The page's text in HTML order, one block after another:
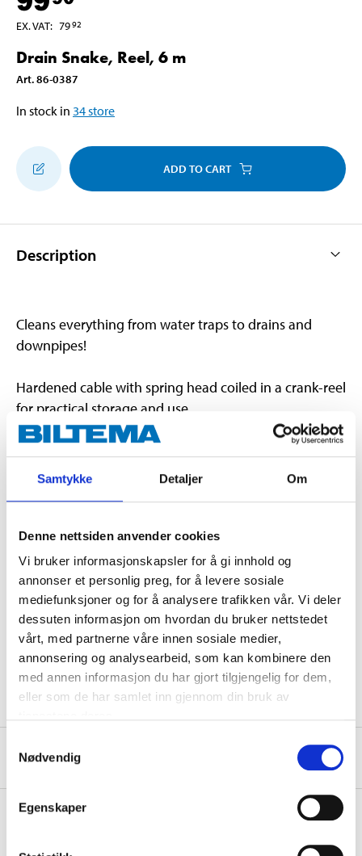
Samtykke Detaljer Om
Denne nettsiden anvender cookies
Vi bruker informasjonskapsler for å gi innhold og
annonser et personlig preg, for å levere sosiale
mediefunksjoner og for å analysere trafikken vår. Vi deler
dessuten informasjon om hvordan du bruker nettstedet
vårt, med partnerne våre innen sosiale medier,
annonsering og analysearbeid, som kan kombinere den
med annen informasjon du har gjort tilgjengelig for dem,
eller som de har samlet inn gjennom din bruk av
Nødvendig
Egenskaper
EX. VAT: 7992
Drain Snake, Reel, 6 m
Art.86-0387
In stock in 34store
ADD TO CART
Description
Cleans everything from water traps to drains and
downpipes!
Hardened cable with spring head coiled in a crank-reel
for practical storage and use.
Technical specifications
ABS
Dimensions
Width
6,3 mm
Thickness
0,7 mm
About the manufacturer